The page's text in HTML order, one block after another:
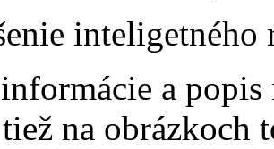
a
na obrázkoch